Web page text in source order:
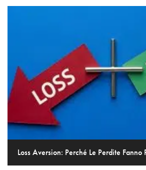
Loss Aversion: Perché Le Perdite